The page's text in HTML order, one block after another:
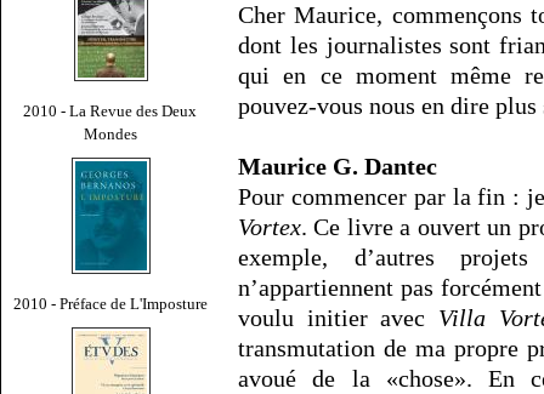
2010 - La Revue des Deux
Mondes
2010 - Préface de L'Imposture
Cher Maurice, commençons
dont les journalistes sont
qui en ce moment même
pouvez-vous nous en dire
Maurice G. Dantec
Pour commencer par la fin :
Vortex. Ce livre a ouvert un
exemple, d’autres
n’appartiennent pas
voulu initier avec Villa
transmutation de ma propre
avoué de la «chose». En